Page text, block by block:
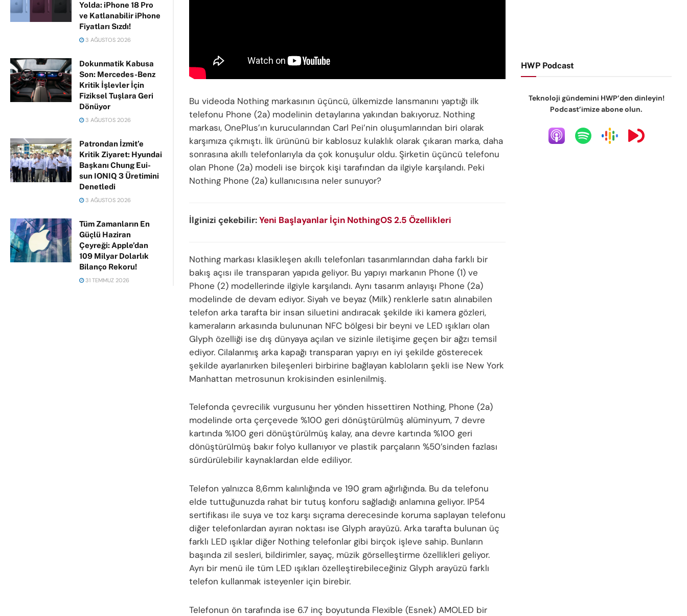
Yolda: iPhone 18 Pro
ve Katlanabilir iPhone
Fiyatları Sızdı!
3 AĞUSTOS 2026
Dokunmatik Kabusa
Son: Mercedes-Benz
Kritik İşlevler İçin
Fiziksel Tuşlara Geri
Dönüyor
3 AĞUSTOS 2026
Patrondan İzmit’e
Kritik Ziyaret: Hyundai
Başkanı Chung Eui-
sun IONIQ 3 Üretimini
Denetledi
3 AĞUSTOS 2026
Tüm Zamanların En
Güçlü Haziran
Çeyreği: Apple’dan
109 Milyar Dolarlık
Bilanço Rekoru!
31 TEMMUZ 2026
Bu videoda Nothing markasının üçüncü, ülkemizde lansmanını yaptığı ilk
telefonu Phone (2a) modelinin detaylarına yakından bakıyoruz. Nothing
markası, OnePlus’ın kurucularından Carl Pei’nin oluşumlarından biri olarak
karşımıza çıkmıştı. İlk ürününü bir kablosuz kulaklık olarak çıkaran marka, daha
sonrasına akıllı telefonlarıyla da çok konuşulur oldu. Şirketin üçüncü telefonu
olan Phone (2a) modeli ise birçok kişi tarafından da ilgiyle karşılandı. Peki
Nothing Phone (2a) kullanıcısına neler sunuyor?
İlginizi çekebilir:Yeni Başlayanlar İçin NothingOS 2.5 Özellikleri
Nothing markası klasikleşen akıllı telefonları tasarımlarından daha farklı bir
bakış açısı ile transparan yapıda geliyor. Bu yapıyı markanın Phone (1) ve
Phone (2) modellerinde ilgiyle karşılandı. Aynı tasarım anlayışı Phone (2a)
modelinde de devam ediyor. Siyah ve beyaz (Milk) renklerle satın alınabilen
telefon arka tarafta bir insan siluetini andıracak şekilde iki kamera gözleri,
kameraların arkasında bulununan NFC bölgesi bir beyni ve LED ışıkları olan
Glyph özelliği ise dış dünyaya açılan ve sizinle iletişime geçen bir ağzı temsil
ediyor. Cilalanmış arka kapağı transparan yapıyı en iyi şekilde gösterecek
şekilde ayarlanırken bileşenleri birbirine bağlayan kabloların şekli ise New York
Manhattan metrosunun krokisinden esinlenilmiş.
Telefonda çevrecilik vurgusunu her yönden hissettiren Nothing, Phone (2a)
modelinde orta çerçevede %100 geri dönüştürülmüş alüminyum, 7 devre
kartında %100 geri dönüştürülmüş kalay, ana devre kartında %100 geri
dönüştürülmüş bakır folyo kullanıyor ve plastik parçaların %50’sinden fazlası
sürdürülebilir kaynaklardan elde ediliyor.
Telefon yalnızca 8,6mm kalınlığında ve 190 gram ağırlığında. Bu da telefonu
elde tuttuğunuzda rahat bir tutuş konforu sağladığı anlamına geliyor. IP54
sertifikası ile suya ve toz karşı sıçrama derecesinde koruma saplayan telefonu
diğer telefonlardan ayıran noktası ise Glyph arayüzü. Arka tarafta bulunan üç
farklı LED ışıklar diğer Nothing telefonlar gibi birçok işleve sahip. Bunların
başında zil sesleri, bildirimler, sayaç, müzik görselleştirme özellikleri geliyor.
Ayrı bir menü ile tüm LED ışıkları özelleştirebileceğiniz Glyph arayüzü farklı
telefon kullanmak isteyenler için birebir.
Telefonun ön tarafında ise 6.7 inç boyutunda Flexible (Esnek) AMOLED bir
HWP Podcast
Teknoloji gündemini HWP’den dinleyin!
Podcast’imize abone olun.